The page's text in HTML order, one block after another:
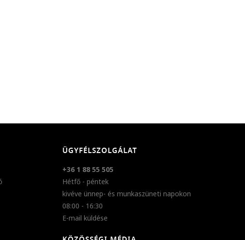
ÜGYFÉLSZOLGÁLAT
+36 1 88 55 505
Hétfő - péntek
kivéve ünnep- és munkaszüneti napokon
08:00 - 16:30
E-mail küldése